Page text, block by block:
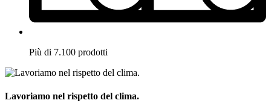
Più di 7.100 prodotti
Lavoriamo nel rispetto del clima.